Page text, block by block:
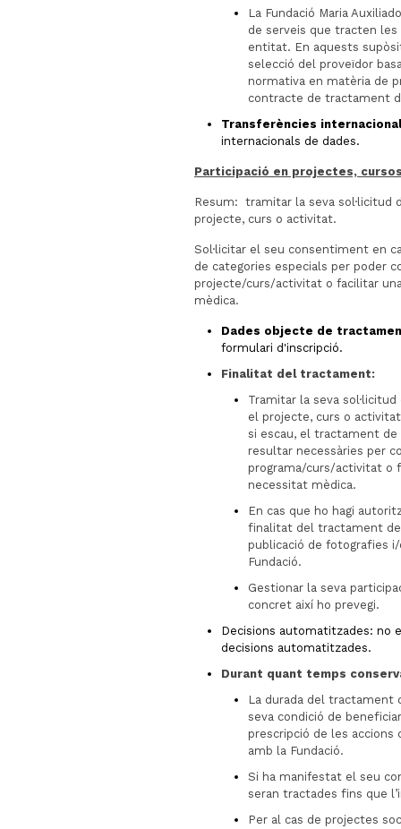
La Fundació Maria
de serveis que tracten
entitat. En aquests
selecció del proveïdor
normativa en matèria de
contracte de tractament
Transferències
internacionals de dades.
Participació en projectes,
Resum: tramitar la seva sol·licitud
projecte, curs o activitat.
Sol·licitar el seu consentiment en
de categories especials per poder
projecte/curs/activitat o facilitar
mèdica.
Dades objecte de
formulari d'inscripció.
Finalitat del tractament:
Tramitar la seva
el projecte, curs o
si escau, el tractament de
resultar necessàries per
programa/curs/activitat o
necessitat mèdica.
En cas que ho hagi
finalitat del tractament de
publicació de fotografies
Fundació.
Gestionar la seva
concret així ho prevegi.
Decisions automatitzades: no
decisions automatitzades.
Durant quant temps
La durada del tractament
seva condició de
prescripció de les accions
amb la Fundació.
Si ha manifestat el seu
seran tractades fins que
Per al cas de projectes